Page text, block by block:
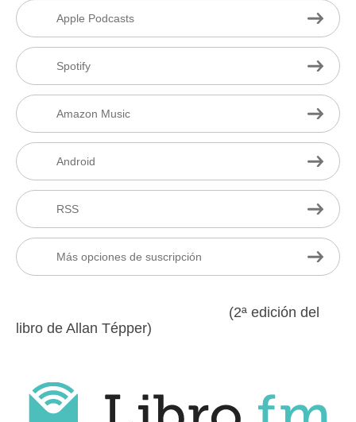
Apple Podcasts
Spotify
Amazon Music
Android
RSS
Más opciones de suscripción
(2ª edición del
libro de Allan Tépper)